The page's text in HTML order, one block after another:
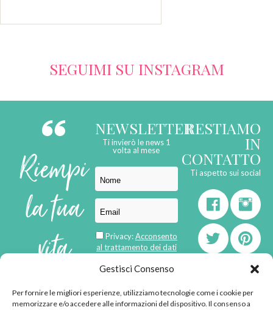
Gestisci Consenso
Per fornire le migliori esperienze, utilizziamo tecnologie come i cookie per
memorizzare e/o accedere alle informazioni del dispositivo. Il consenso a
SEGUIMI SU INSTAGRAM
Riempi
la tua
vita
di
NEWSLETTER
Ti invierò le news 1
volta al mese
Privacy:Acconsento
al trattamento dei dati
RESTIAMO
IN
CONTATTO
Ti aspetto sui social
born inMaMaStudiOs